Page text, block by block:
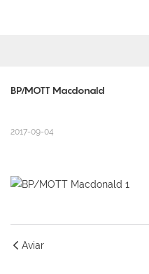
BP/MOTT Macdonald
2017-09-04
Aviar